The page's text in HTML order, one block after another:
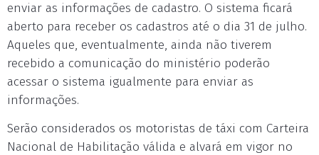
enviar as informações de cadastro. O sistema ficará
aberto para receber os cadastros até o dia 31 de julho.
Aqueles que, eventualmente, ainda não tiverem
recebido a comunicação do ministério poderão
acessar o sistema igualmente para enviar as
informações.
Serão considerados os motoristas de táxi com Carteira
Nacional de Habilitação válida e alvará em vigor no